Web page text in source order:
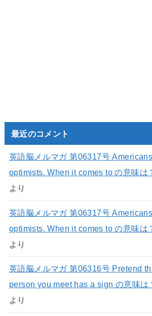
最近のコメント
英語脳メルマガ 第06317号
optimists. When it comes to の意味は
より
英語脳メルマガ 第06317号
optimists. When it comes to の意味は
より
英語脳メルマガ 第06316号 Pretend
person you meet has a sign の意味は
より